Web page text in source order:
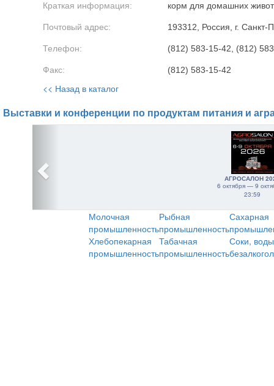
Краткая информация: корм для домашних
Почтовый адрес: 193312, Россия, г. Санкт-
Телефон: (812) 583-15-42, (812)
Факс: (812) 583-15-42
<< Назад в каталог
Выставки и конференции по продуктам питания и
АГРОСАЛОН
6 октября — 9
23:59
Молочная
промышленность
Рыбная
промышленность
Сахарная
Хлебопекарная
промышленность
Табачная
промышленность
Соки,